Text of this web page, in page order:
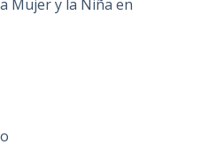
Mujer y la Niña en